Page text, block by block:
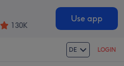
130K
Use app
DE LOGIN